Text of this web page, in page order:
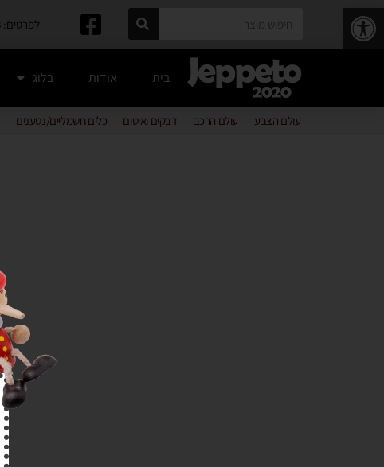
פתח סרגל נגישות לפרטים: 054-700-7038 |
בית אודות בלוג
עולם הצבע עולם הרכב דבקים ואיטום כלים חשמליים/נטענים